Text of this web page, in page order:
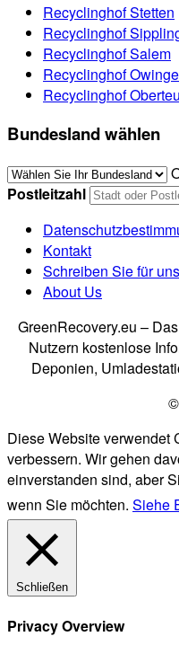
Recyclinghof Stetten
Recyclinghof
Recyclinghof Salem
Recyclinghof
Recyclinghof
Bundesland wählen
Postleitzahl
Kontakt
Schreiben Sie für uns
About Us
GreenRecovery.eu –
Nutzern kostenlose
Deponien,
Diese Website verwendet
verbessern. Wir gehen
einverstanden sind, aber
wenn Sie möchten. Siehe
Schließen
Privacy Overview